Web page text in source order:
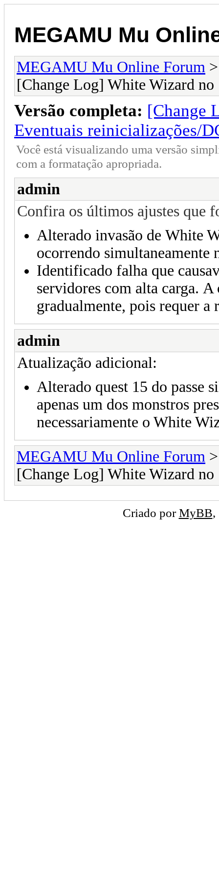
MEGAMU Mu
MEGAMU Mu Online Forum
[Change Log] White Wizard no
Versão completa: [Change
Eventuais reinicializações/
Você está visualizando uma versão
com a formatação apropriada.
admin
Confira os últimos ajustes que
Alterado invasão de White
ocorrendo simultaneamente
Identificado falha que
servidores com alta carga. A
gradualmente, pois requer
admin
Atualização adicional:
Alterado quest 15 do passe
apenas um dos monstros
necessariamente o White
MEGAMU Mu Online Forum
[Change Log] White Wizard no
Criado porMyBB,